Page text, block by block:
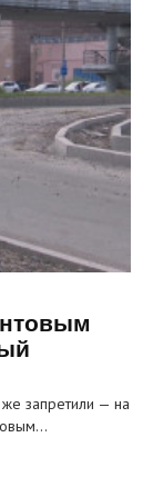
запретили — на